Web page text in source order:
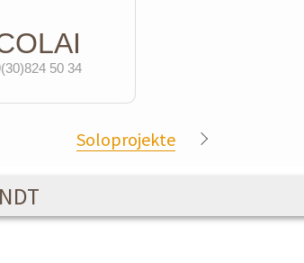
50 34
Soloprojekte